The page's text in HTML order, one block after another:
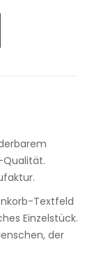
Qualität.
Textfeld
Einzelstück.
der